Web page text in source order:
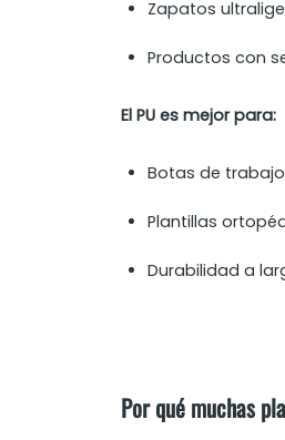
Zapatos
Productos con
El PU es mejor para:
Botas de trabajo
Plantillas
Durabilidad a
Por qué muchas